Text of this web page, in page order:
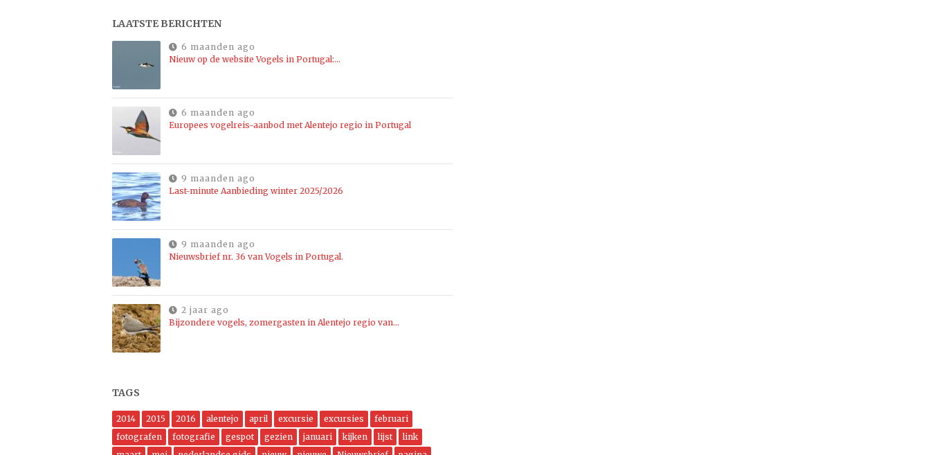
LAATSTE BERICHTEN
6 maanden ago
Nieuw op de website Vogels in Portugal:…
6 maanden ago
Europees vogelreis-aanbod met Alentejo regio in Portugal
9 maanden ago
Last-minute Aanbieding winter 2025/2026
9 maanden ago
Nieuwsbrief nr. 36 van Vogels in Portugal.
2 jaar ago
Bijzondere vogels, zomergasten in Alentejo regio van…
TAGS
2014 2015 2016 alentejo april excursie excursies
februari
fotografen
fotografie gespot gezien januari kijken lijst
link